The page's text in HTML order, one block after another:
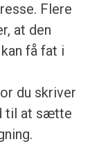
Flere
at den
få fat i
du skriver
til at sætte